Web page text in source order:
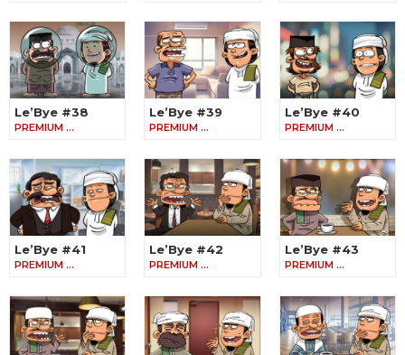
Le’Bye #38
PREMIUM …
Le’Bye #39
PREMIUM …
Le’Bye #40
PREMIUM …
Le’Bye #41
PREMIUM …
Le’Bye #42
PREMIUM …
Le’Bye #43
PREMIUM …